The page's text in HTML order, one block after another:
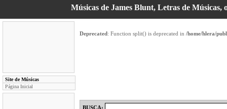
Músicas de James Blunt, Letras de Músicas,
Site de Músicas
Página Inicial
Deprecated: Function split() is deprecated in /home/hlera/
BUSCA: